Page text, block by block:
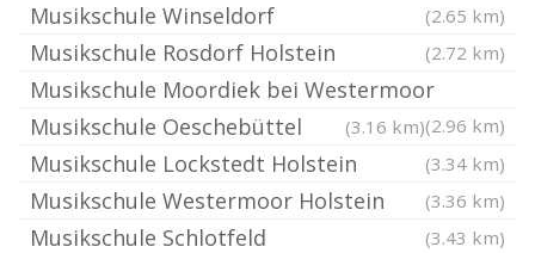
Musikschule Winseldorf (2.65 km)
Musikschule Rosdorf Holstein (2.72 km)
Musikschule Moordiek bei Westermoor
(2.96 km)
Musikschule Oeschebüttel (3.16 km)
Musikschule Lockstedt Holstein (3.34 km)
Musikschule Westermoor Holstein (3.36 km)
Musikschule Schlotfeld (3.43 km)